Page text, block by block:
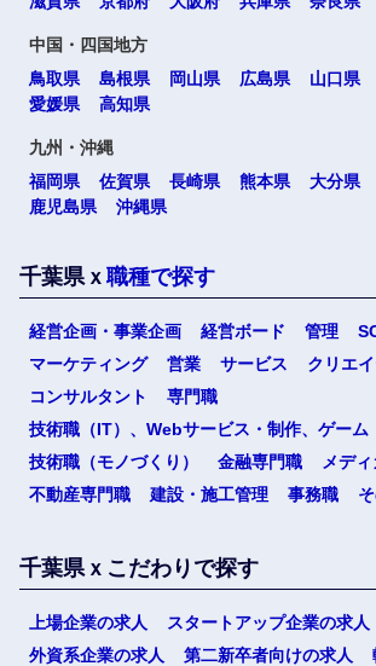
中国・四国地方
鳥取県
島根県 岡山県 広島県 山口県
愛媛県
高知県
九州・沖縄
福岡県
佐賀県 長崎県 熊本県 大分県
鹿児島県
沖縄県
千葉県ｘ 職種で探す
経営企画・事業企画 経営ボード 管理
マーケティング
営業 サービス
クリエ
コンサルタント
専門職
技術職（IT）、Webサービス・制作、ゲーム
技術職（モノづくり）
金融専門職
メデ
不動産専門職
建設・施工管理 事務職
千葉県ｘこだわりで探す
上場企業の求人
スタートアップ企業の求人
外資系企業の求人
第二新卒者向けの求人